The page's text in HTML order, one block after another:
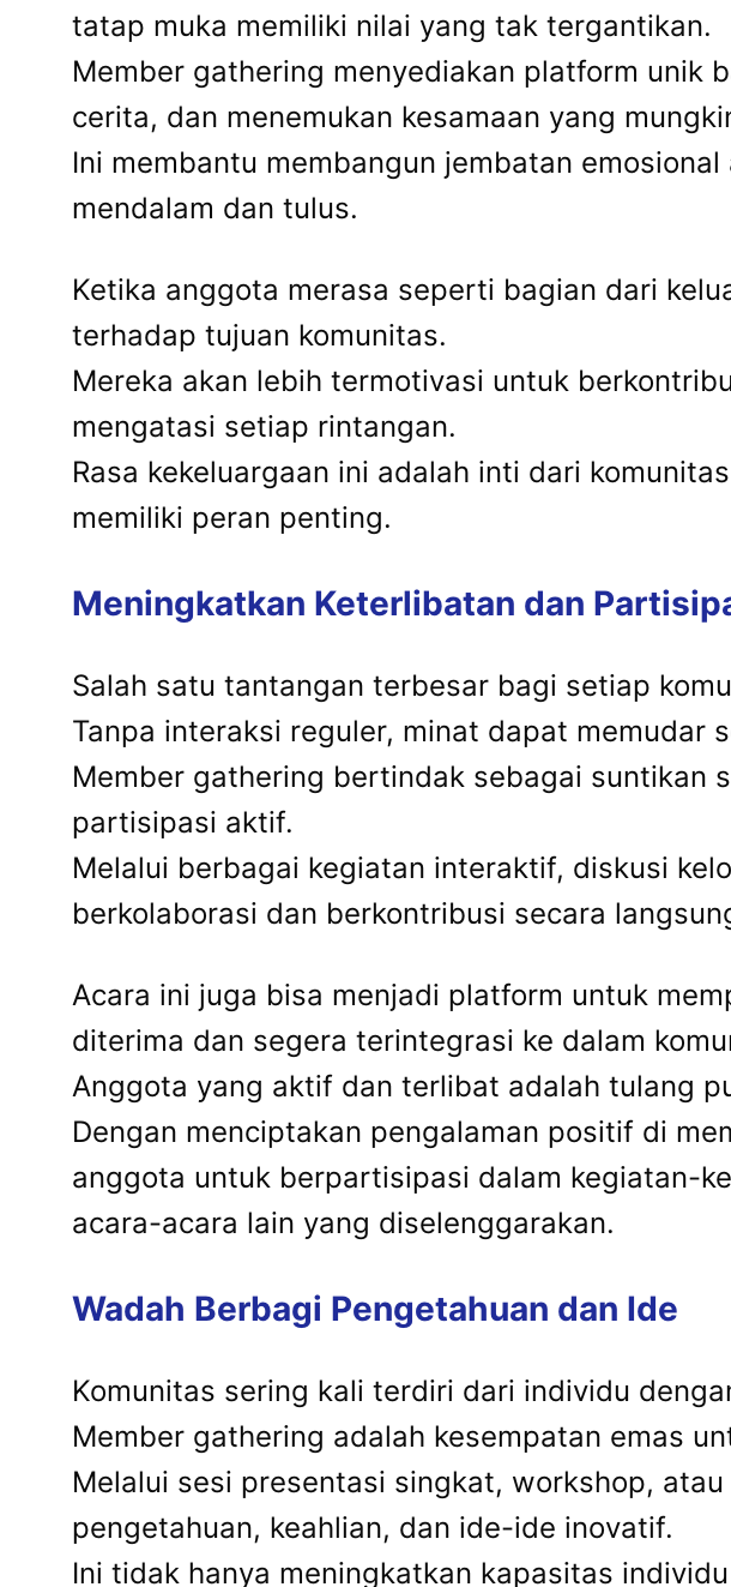
tatap muka memiliki nilai yang tak tergantikan.
Member gathering menyediakan platform unik
cerita, dan menemukan kesamaan yang
Ini membantu membangun jembatan
mendalam dan tulus.
Ketika anggota merasa seperti bagian dari
terhadap tujuan komunitas.
Mereka akan lebih termotivasi untuk
mengatasi setiap rintangan.
Rasa kekeluargaan ini adalah inti dari
memiliki peran penting.
Meningkatkan Keterlibatan dan
Salah satu tantangan terbesar bagi setiap
Tanpa interaksi reguler, minat dapat memudar
Member gathering bertindak sebagai suntikan
partisipasi aktif.
Melalui berbagai kegiatan interaktif, diskusi
berkolaborasi dan berkontribusi secara
Acara ini juga bisa menjadi platform untuk
diterima dan segera terintegrasi ke dalam
Anggota yang aktif dan terlibat adalah tulang
Dengan menciptakan pengalaman positif di
anggota untuk berpartisipasi dalam kegiatan-
acara-acara lain yang diselenggarakan.
Wadah Berbagi Pengetahuan dan Ide
Komunitas sering kali terdiri dari individu
Member gathering adalah kesempatan emas
Melalui sesi presentasi singkat, workshop,
pengetahuan, keahlian, dan ide-ide inovatif.
Ini tidak hanya meningkatkan kapasitas